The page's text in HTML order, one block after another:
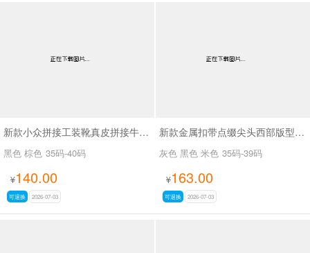
新款小众拼接工装靴真皮拼接牛仔布SA111
黑色 棕色 35码-40码
¥140.00
可退换 2026-07-03
新款金属扣带点缀尖头西部版型废土风尖头长靴SA8034
灰色 黑色 米色 35码-39码
¥163.00
可退换 2026-07-03